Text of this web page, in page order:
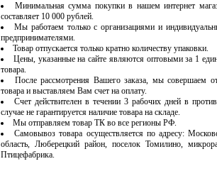
Минимальная сумма покупки в нашем интернет
составляет 10 000 рублей.
Мы работаем только с организациями и
предпринимателями.
Товар отпускается только кратно количеству упаковки.
Цены, указанные на сайте являются оптовыми за 1
товара.
После рассмотрения Вашего заказа, мы совершаем
товара и выставляем Вам счет на оплату.
Счет действителен в течении 3 рабочих дней в
случае не гарантируется наличие товара на складе.
Мы отправляем товар ТК во все регионы РФ.
Самовывоз товара осуществляется по адресу:
область, Люберецкий район, поселок Томилино,
Птицефабрика.